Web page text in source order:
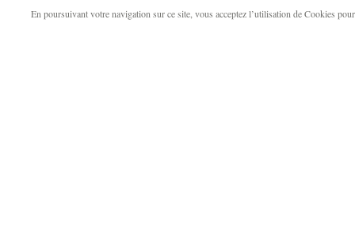
En poursuivant votre navigation sur ce site, vous acceptez l’utilisation de Cookies